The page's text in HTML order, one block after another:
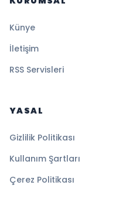
Künye
İletişim
RSS Servisleri
YASAL
Gizlilik Politikası
Kullanım Şartları
Çerez Politikası